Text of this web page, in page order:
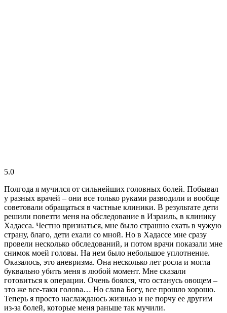
5.0
Полгода я мучился от сильнейших головных болей. Побывал
у разных врачей – они все только руками разводили и вообще
советовали обращаться в частные клиники. В результате дети
решили повезти меня на обследование в Израиль, в клинику
Хадасса. Честно признаться, мне было страшно ехать в чужую
страну, благо, дети ехали со мной. Но в Хадассе мне сразу
провели несколько обследований, и потом врачи показали мне
снимок моей головы. На нем было небольшое уплотнение.
Оказалось, это аневризма. Она несколько лет росла и могла
буквально убить меня в любой момент. Мне сказали
готовиться к операции. Очень боялся, что останусь овощем –
это же все-таки голова… Но слава Богу, все прошло хорошо.
Теперь я просто наслаждаюсь жизнью и не порчу ее другим
из-за болей, которые меня раньше так мучили.